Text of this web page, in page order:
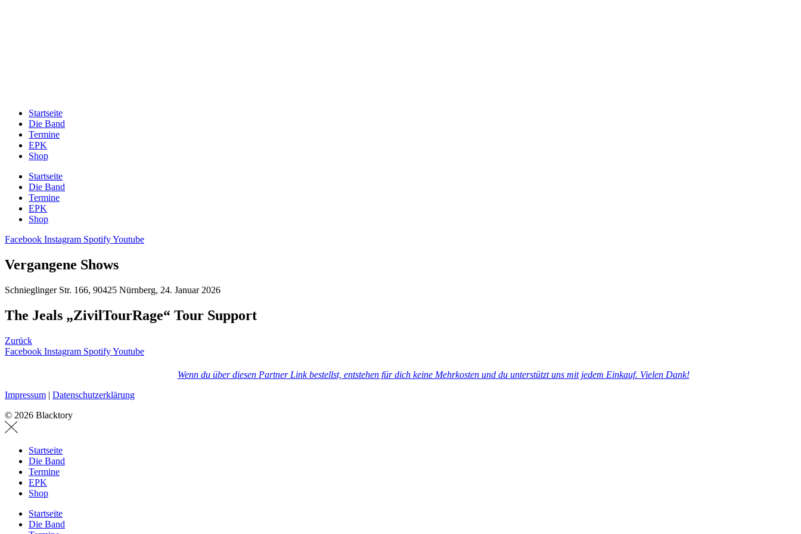
Startseite
Die Band
Termine
EPK
Shop
Startseite
Die Band
Termine
EPK
Shop
Facebook Instagram SpotifyYoutube
Vergangene Shows
Schnieglinger Str. 166, 90425 Nürnberg, 24. Januar 2026
The Jeals „ZivilTourRage“ Tour Support
Zurück
Facebook Instagram SpotifyYoutube
Wenn du über diesen Partner Link bestellst, entstehen für dich keine Mehrkosten und du unterstützt uns mit jedem Einkauf. Vielen Dank!
Impressum | Datenschutzerklärung
© 2026 Blacktory
Startseite
Die Band
Termine
EPK
Shop
Startseite
Die Band